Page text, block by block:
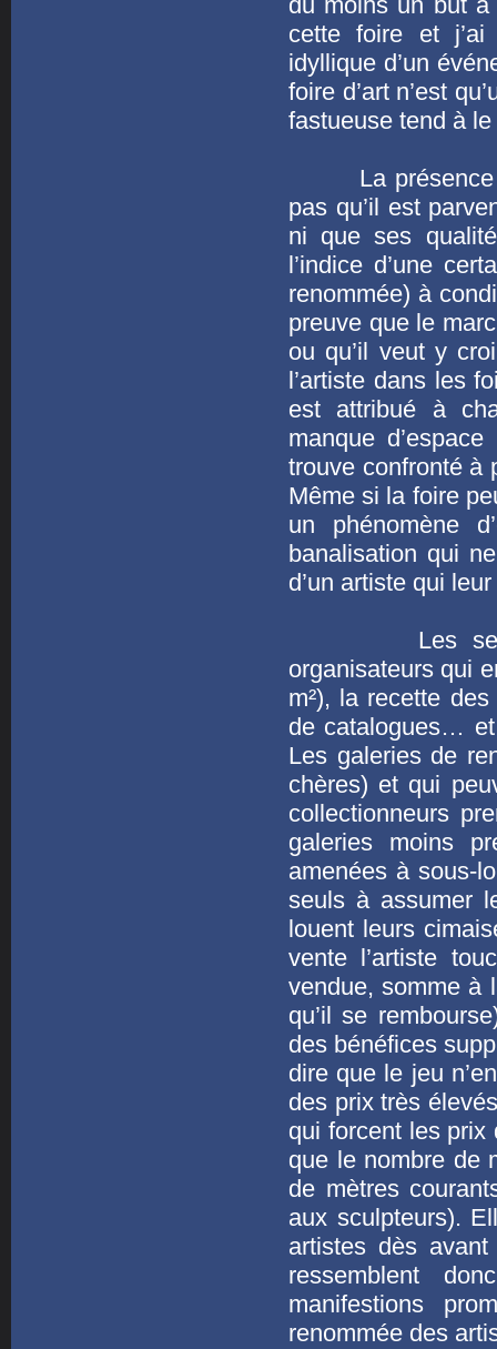
cette foire et
idyllique d’un
foire d’art n’est
fastueuse tend à
La présence
pas qu’il est
ni que ses
l’indice d’une
renommée) à
preuve que le
ou qu’il veut y
l’artiste dans les
est attribué à
manque
trouve confronté à
Même si la foire
un phénomène
banalisation qui
d’un artiste qui
Les seuls
organisateurs qui
m²), la recette
de catalogues…
Les galeries de
chères) et qui
collectionneurs
galeries moins
amenées à sous-
seuls à assumer
louent leurs
vente l’artiste
vendue, somme à
qu’il se
des bénéfices
dire que le jeu
des prix très
qui forcent les prix
que le nombre de
de mètres
aux sculpteurs).
artistes dès
ressemblent
manifestions
renommée des